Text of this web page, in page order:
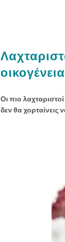
οικογένεια
Οι πιο
δεν θα χορταίνεις